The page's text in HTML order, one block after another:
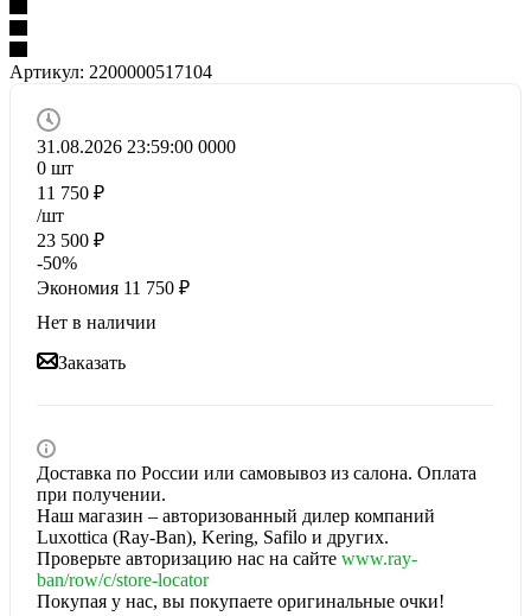
Артикул: 2200000517104
31.08.2026 23:59:00 0000
0 шт
11 750 ₽
/шт
23 500 ₽
-50%
Экономия 11 750 ₽
Нет в наличии
Заказать
Доставка по России или самовывоз из салона. Оплата
при получении.
Наш магазин – авторизованный дилер компаний
Luxottica (Ray-Ban), Kering, Safilo и других.
Проверьте авторизацию нас на сайте www.ray-
ban/row/c/store-locator
Покупая у нас, вы покупаете оригинальные очки!